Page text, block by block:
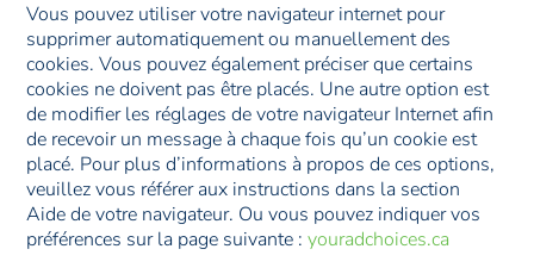
Vous pouvez utiliser votre navigateur internet pour
supprimer automatiquement ou manuellement des
cookies. Vous pouvez également préciser que certains
cookies ne doivent pas être placés. Une autre option est
de modifier les réglages de votre navigateur Internet afin
de recevoir un message à chaque fois qu’un cookie est
placé. Pour plus d’informations à propos de ces options,
veuillez vous référer aux instructions dans la section
Aide de votre navigateur. Ou vous pouvez indiquer vos
préférences sur la page suivante :youradchoices.ca